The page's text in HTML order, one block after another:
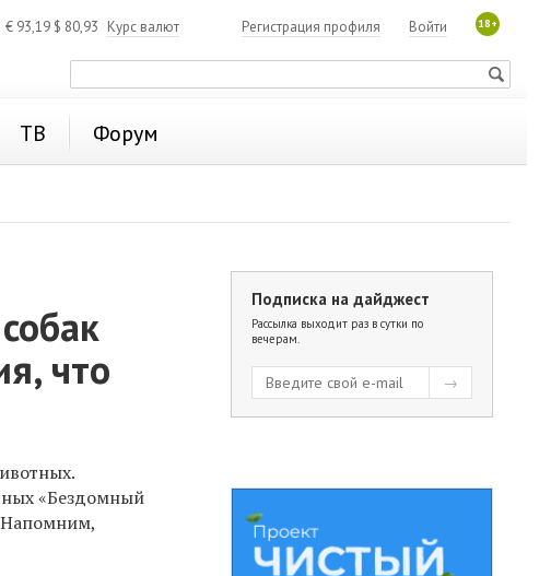
€ 93,19 $ 80,93 Курс валют 18+
Войти
Регистрация профиля
ТВ Форум
что
«Бездомный
Напомним,
Подписка на дайджест
Рассылка выходит раз в сутки по
вечерам.